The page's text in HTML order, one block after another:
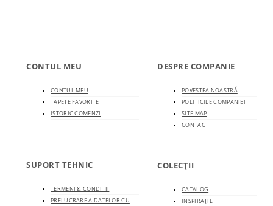
CONTUL MEU
CONTUL MEU
TAPETE FAVORITE
ISTORIC COMENZI
SUPORT TEHNIC
TERMENI & CONDITII
PRELUCRARE A DATELOR CU
DESPRE COMPANIE
POVESTEA NOASTRĂ
POLITICILE COMPANIEI
SITE MAP
CONTACT
COLECȚII
CATALOG
INSPIRAȚIE